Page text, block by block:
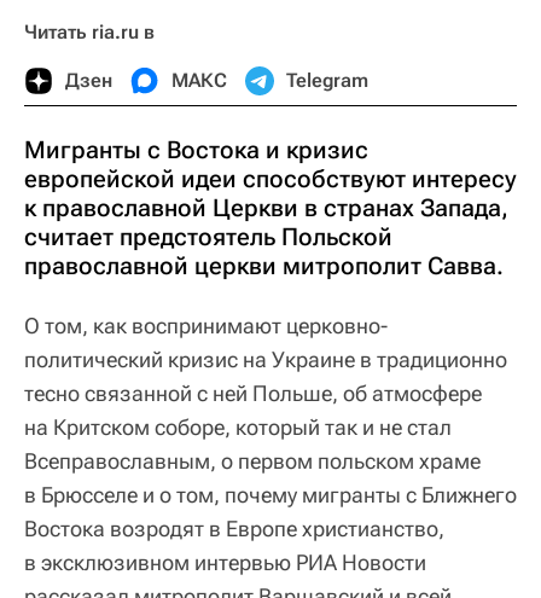
Читать ria.ru в
Дзен МАКС Telegram
Мигранты с Востока и кризис
европейской идеи способствуют интересу
к православной Церкви в странах Запада,
считает предстоятель Польской
православной церкви митрополит Савва.
О том, как воспринимают церковно-
политический кризис на Украине в традиционно
тесно связанной с ней Польше, об атмосфере
на Критском соборе, который так и не стал
Всеправославным, о первом польском храме
в Брюсселе и о том, почему мигранты с Ближнего
Востока возродят в Европе христианство,
в эксклюзивном интервью РИА Новости